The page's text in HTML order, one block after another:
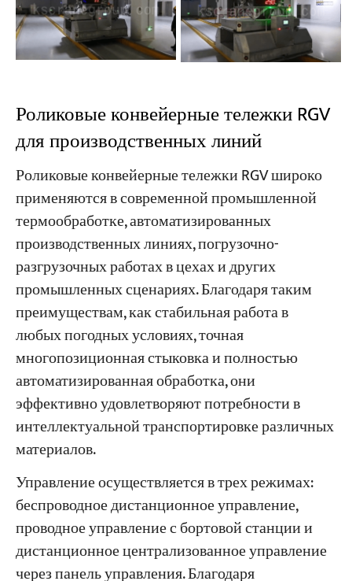
Роликовые конвейерные тележки RGV
для производственных линий
Роликовые конвейерные тележки RGV широко
применяются в современной промышленной
термообработке, автоматизированных
производственных линиях, погрузочно-
разгрузочных работах в цехах и других
промышленных сценариях. Благодаря таким
преимуществам, как стабильная работа в
любых погодных условиях, точная
многопозиционная стыковка и полностью
автоматизированная обработка, они
эффективно удовлетворяют потребности в
интеллектуальной транспортировке различных
материалов.
Управление осуществляется в трех режимах:
беспроводное дистанционное управление,
проводное управление с бортовой станции и
дистанционное централизованное управление
через панель управления. Благодаря